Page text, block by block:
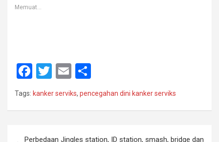
Memuat...
F
a
ce
o
T
tt
E
ail ar
Tags: kanker serviks, pencegahan dini kanker serviks
Perbedaan Jingles station, ID station, smash, bridge dan